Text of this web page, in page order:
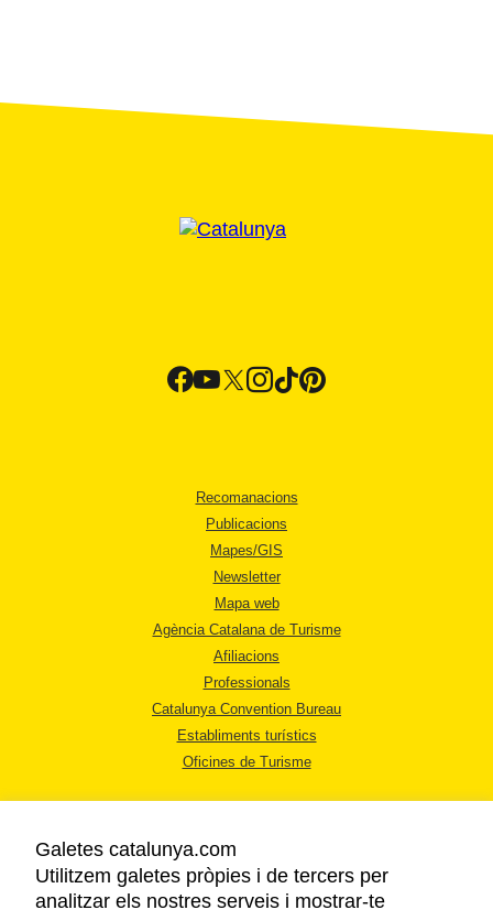
Recomanacions
Publicacions
Mapes/GIS
Newsletter
Mapa web
Agència Catalana de Turisme
Afiliacions
Professionals
Catalunya Convention Bureau
Establiments turístics
Oficines de Turisme
Galetes catalunya.com
Utilitzem galetes pròpies i de tercers per
analitzar els nostres serveis i mostrar-te